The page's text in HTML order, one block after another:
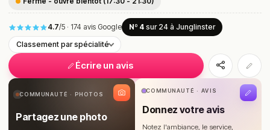
4.7/5 · 174 avis Google Nº 4 sur 24 à Junglinster
Classement par spécialité
Écrire un avis
COMMUNAUTÉ · PHOTOS
Partagez une photo
COMMUNAUTÉ · AVIS
Donnez votre avis
Notez l'ambiance, le service,